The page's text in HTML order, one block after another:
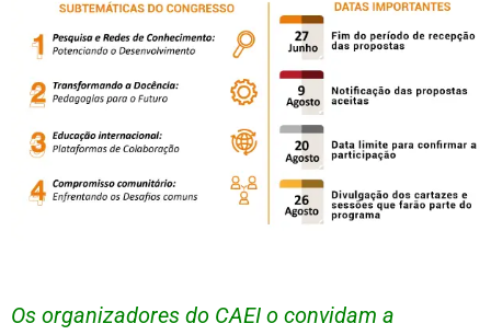
Os organizadores do CAEI o convidam a